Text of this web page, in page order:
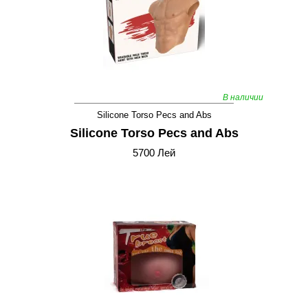
В наличии
Silicone Torso Pecs and Abs
Silicone Torso Pecs and Abs
5700 Лей